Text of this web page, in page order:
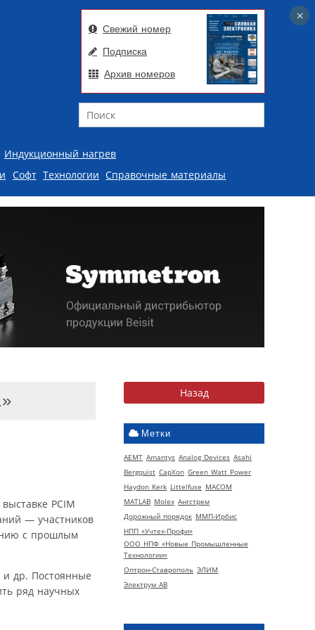
Свежий номер
Подписка
Архив номеров
Поиск
Индукционный нагрев
Софт Технологии Справочные материалы
Метки
AEMT Amantys Analog Devices Asahi
Bergquist CapXon Green Watt Power
Haydon Kerk Littelfuse MACOM
MATLAB Molex Ангстрем
Дорожный порядок ММП-Ирбис
НПП «Учтех-Профи»
ООО НПФ «Новые Промышленные
Технологии»
Оптрон-Ставрополь ЭЛИМ
Электрум АВ
PCIM
— участников
с прошлым
и др. Постоянные
ряд научных
×
×